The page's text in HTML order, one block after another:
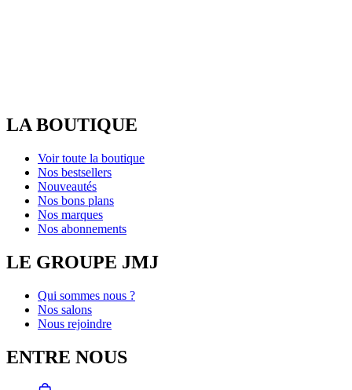
LA BOUTIQUE
Voir toute la boutique
Nos bestsellers
Nouveautés
Nos bons plans
Nos marques
Nos abonnements
LE GROUPE JMJ
Qui sommes nous ?
Nos salons
Nous rejoindre
ENTRE NOUS